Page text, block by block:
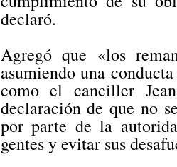
declaró.
Agregó que «los
asumiendo una
como el canciller
declaración de que no
por parte de la
gentes y evitar sus